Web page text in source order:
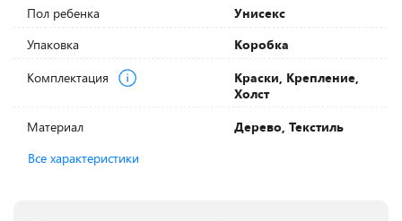
Пол ребенка
Унисекс
Упаковка
Коробка
Комплектация
Краски, Крепление,
Холст
Материал
Дерево, Текстиль
Все характеристики